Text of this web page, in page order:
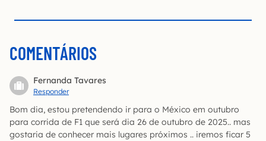
COMENTÁRIOS
Fernanda Tavares
Responder
Bom dia, estou pretendendo ir para o México em outubro
para corrida de F1 que será dia 26 de outubro de 2025.. mas
gostaria de conhecer mais lugares próximos .. iremos ficar 5